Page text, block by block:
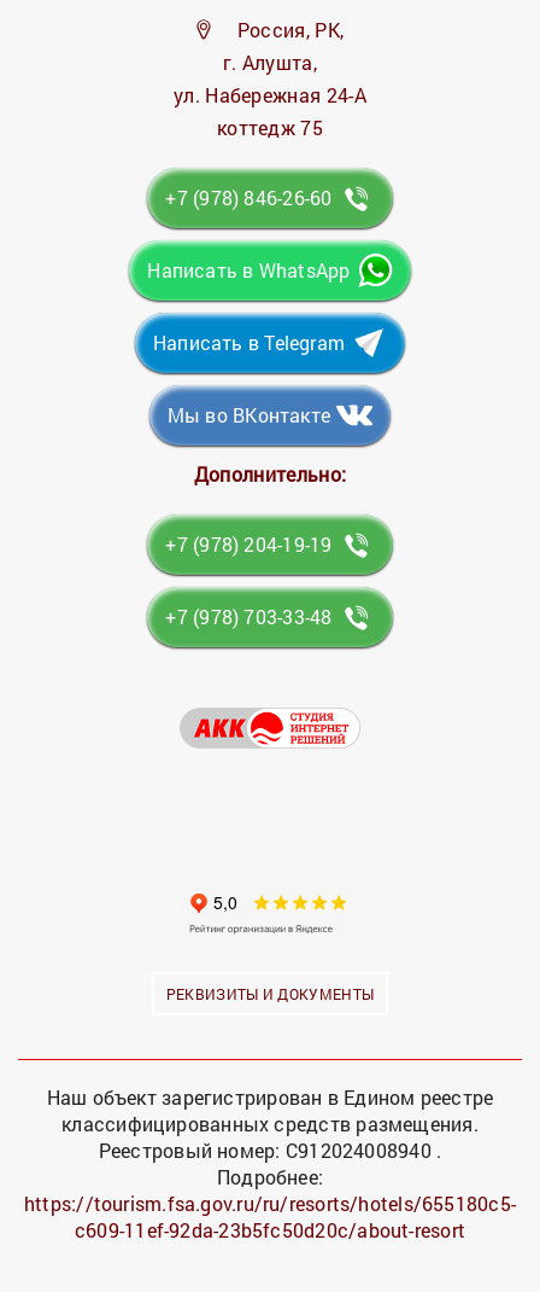
Россия, РК,
г. Алушта,
ул. Набережная 24-А
коттедж 75
+7 (978) 846-26-60
Написать в WhatsApp
Написать в Telegram
Мы во ВКонтакте
Дополнительно:
+7 (978) 204-19-19
+7 (978) 703-33-48
РЕКВИЗИТЫ И ДОКУМЕНТЫ
Наш объект зарегистрирован в Едином реестре
классифицированных средств размещения.
Реестровый номер: С912024008940 .
Подробнее:
https://tourism.fsa.gov.ru/ru/resorts/hotels/655180c5-
c609-11ef-92da-23b5fc50d20c/about-resort